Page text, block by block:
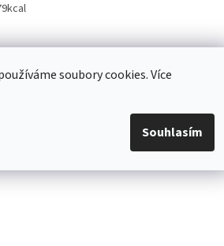
soubory cookies. Více
Souhlasím